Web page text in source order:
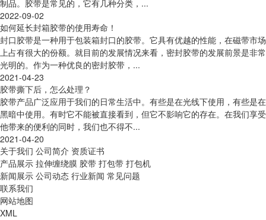
制品。胶带是常见的，它有几种分类，...
2022-09-02
如何延长封箱胶带的使用寿命！
封口胶带是一种用于包装箱封口的胶带。它具有优越的性能，在磁带市场
上占有很大的份额。就目前的发展情况来看，密封胶带的发展前景是非常
光明的。作为一种优良的密封胶带，...
2021-04-23
胶带撕下后，怎么处理？
胶带产品广泛应用于我们的日常生活中。有些是在光线下使用，有些是在
黑暗中使用。有时它不能被直接看到，但它不影响它的存在。在我们享受
他带来的便利的同时，我们也不得不...
2021-04-20
关于我们 公司简介 资质证书
产品展示 拉伸缠绕膜 胶带 打包带 打包机
新闻展示 公司动态 行业新闻 常见问题
联系我们
网站地图
XML